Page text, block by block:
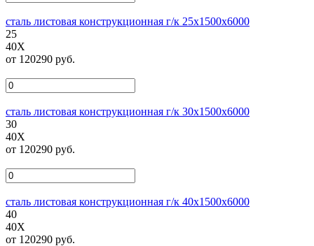
сталь листовая конструкционная г/к 25х1500х6000
25
40Х
от 120290 руб.
сталь листовая конструкционная г/к 30х1500х6000
30
40Х
от 120290 руб.
сталь листовая конструкционная г/к 40х1500х6000
40
40Х
от 120290 руб.